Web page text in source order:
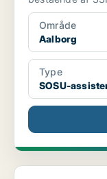
Område
Aalborg
Type
SOSU-
Stjernehuset søger